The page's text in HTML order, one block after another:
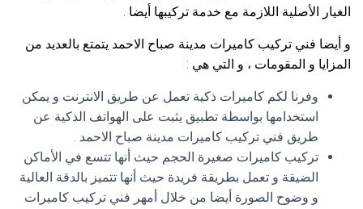
الغيار الأصلية اللازمة مع خدمة تركيبها أيضا .
و أيضا فني تركيب كاميرات مدينة صباح الاحمد يتمتع بالعديد من
المزايا و المقومات ، و التي هي :
وفرنا لكم كاميرات ذكية تعمل عن طريق الانترنت و يمكن
استخدامها بواسطة تطبيق يثبت على الهواتف الذكية عن
طريق فني تركيب كاميرات مدينة صباح الاحمد .
تركيب كاميرات صغيرة الحجم حيث أنها تتسع في الأماكن
الضيقة و تعمل بطريقة فريدة حيث أنها تتميز بالدقة العالية
و وضوح الصورة أيضا من خلال أمهر فني تركيب كاميرات